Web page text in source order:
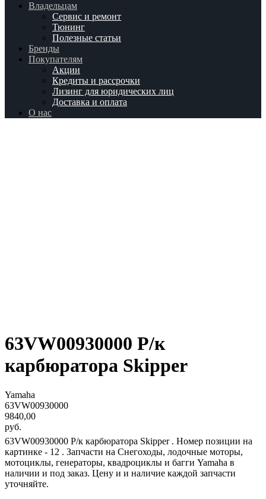
Владельцам
Сервис и ремонт
Тюнинг
Полезные статьи
Бренды
Покупателям
Акции
Кредиты и рассрочки
Лизинг для юридических лиц
Доставка и оплата
О нас
63VW00930000 Р/к
карбюратора Skipper
Yamaha
63VW00930000
9840,00
руб.
63VW00930000 Р/к карбюратора Skipper . Номер позиции на
картинке - 12 . Запчасти на Снегоходы, лодочные моторы,
мотоциклы, генераторы, квадроциклы и багги Yamaha в
наличии и под заказ. Цену и и наличие каждой запчасти
уточняйте.